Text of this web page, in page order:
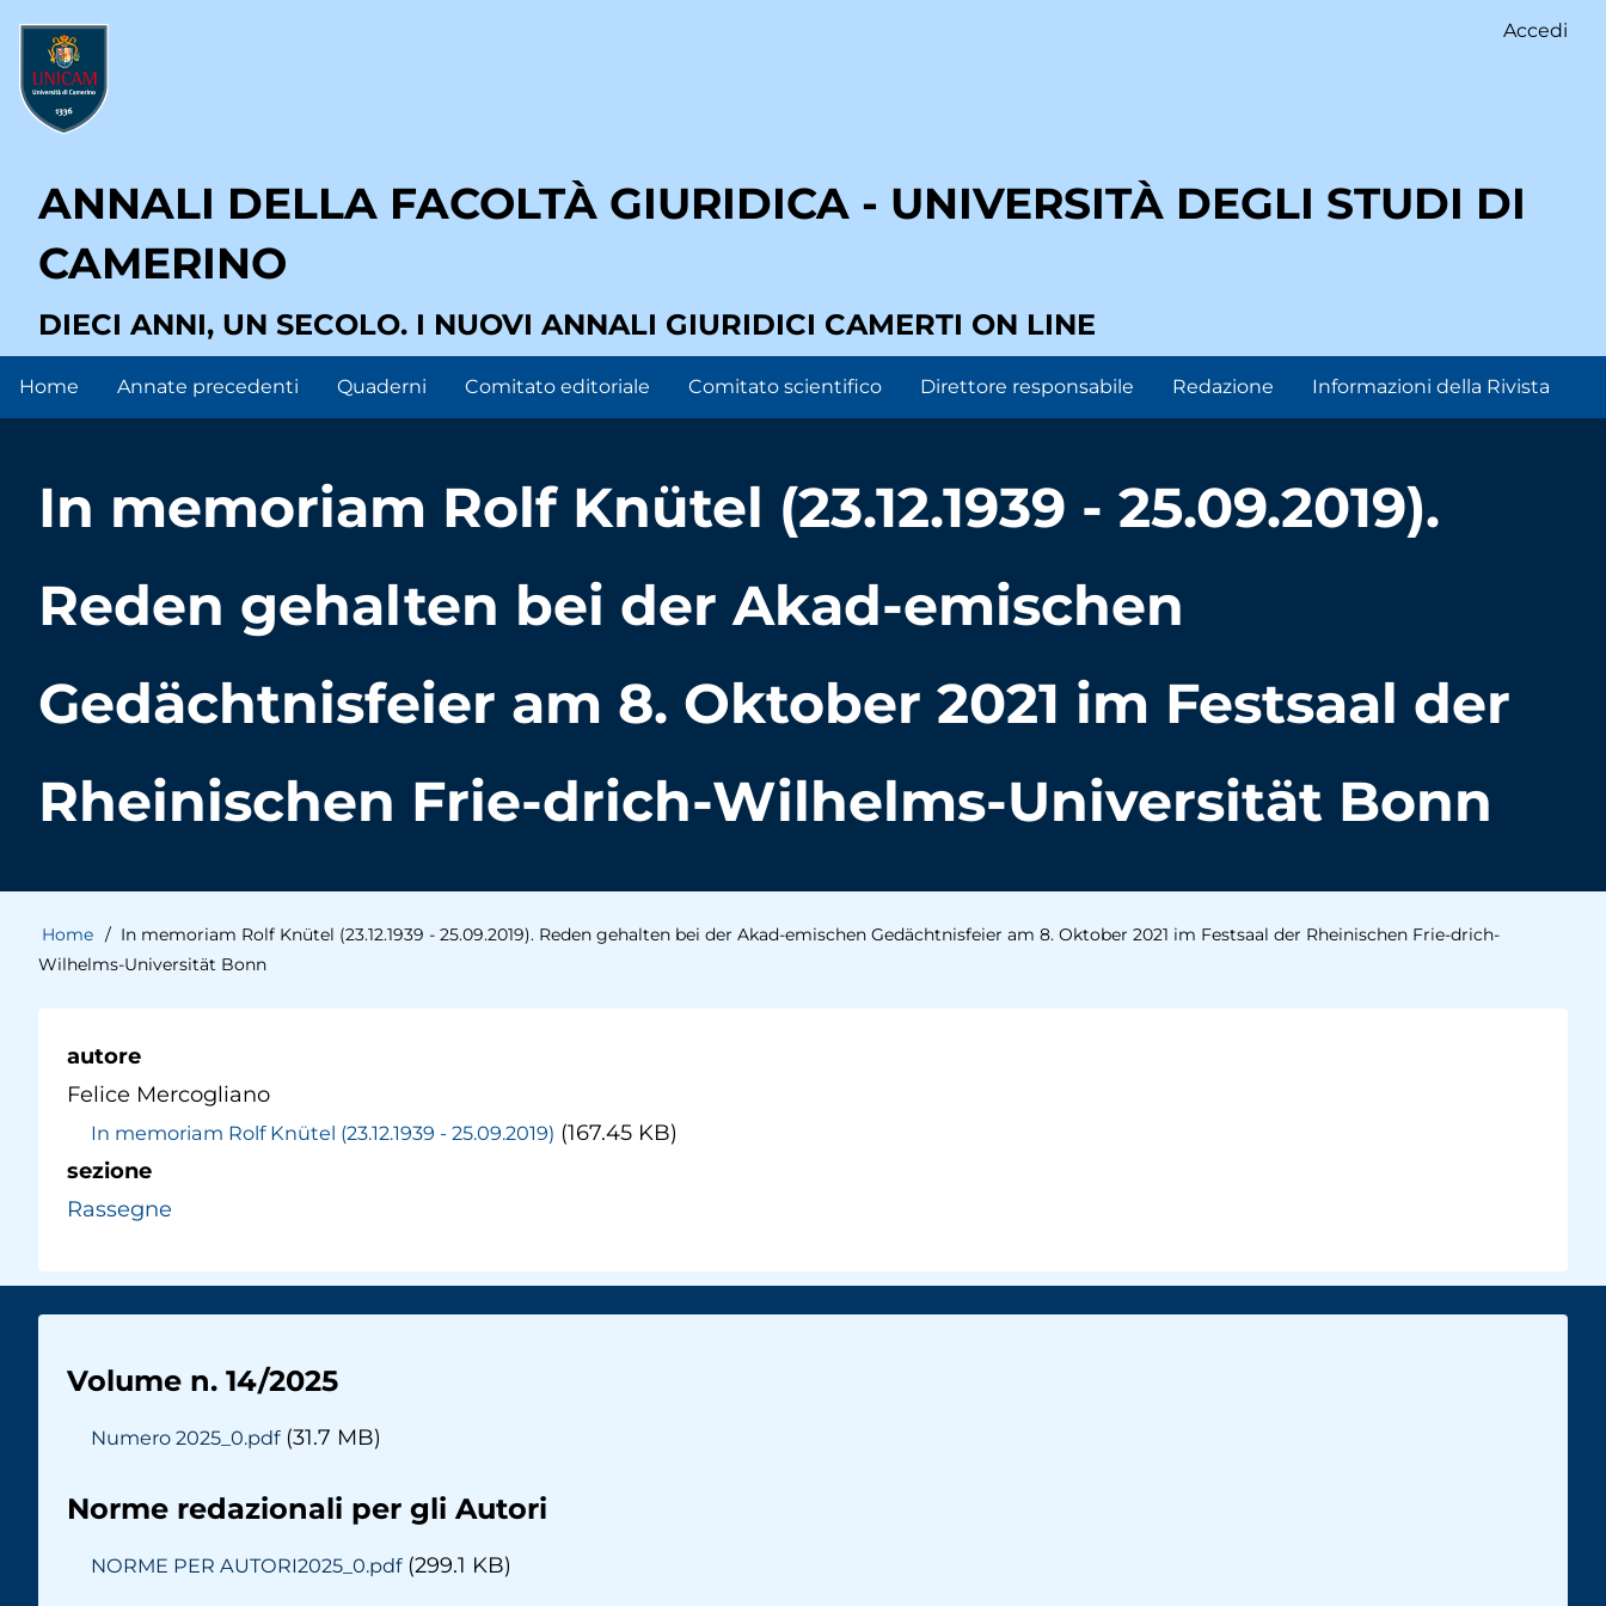
Salta
contenuto
principale
User
account
Accedi
ANNALI DELLA FACOLTÀ GIURIDICA - UNIVERSITÀ DEGLI STUDI DI
CAMERINO
DIECI ANNI, UN SECOLO. I NUOVI ANNALI GIURIDICI CAMERTI ON LINE
Main
Home Annate precedenti Quaderni Comitato editoriale Comitato scientifico Direttore responsabile Redazione Informazioni della Rivista
In memoriam Rolf Knütel (23.12.1939 - 25.09.2019).
Reden gehalten bei der Akad-emischen
Gedächtnisfeier am 8. Oktober 2021 im Festsaal der
Rheinischen Frie-drich-Wilhelms-Universität Bonn
Briciole
pane
Home
In memoriam Rolf Knütel (23.12.1939 - 25.09.2019). Reden gehalten bei der Akad-emischen Gedächtnisfeier am 8. Oktober 2021 im Festsaal der Rheinischen Frie-drich-
Wilhelms-Universität Bonn
autore
Felice Mercogliano
In memoriam Rolf Knütel (23.12.1939 - 25.09.2019) (167.45 KB)
sezione
Rassegne
Volume n. 14/2025
Numero 2025_0.pdf (31.7 MB)
Norme redazionali per gli Autori
NORME PER AUTORI2025_0.pdf (299.1 KB)